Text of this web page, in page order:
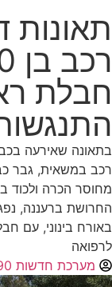
תאונות
חבלת
מחוסר הכרה ולכוד
באורח בינוני, עם
לרפואה
מערכת חדשות 90